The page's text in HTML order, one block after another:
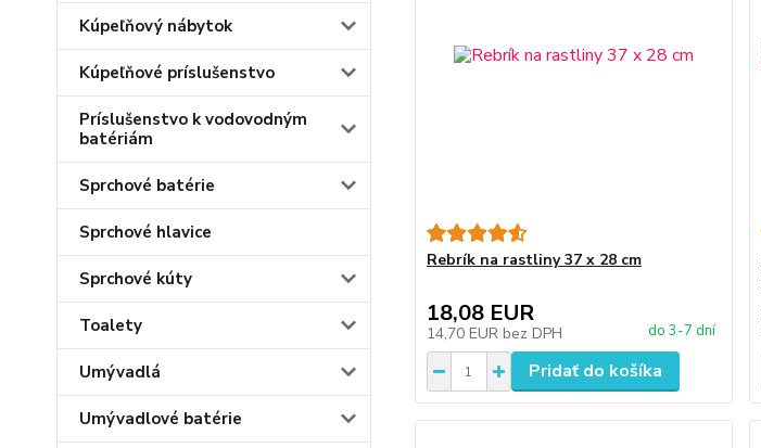
Kúpeľňový nábytok
Kúpeľňové príslušenstvo
Príslušenstvo k vodovodným
batériám
Sprchové batérie
Sprchové hlavice
Sprchové kúty
Toalety
Umývadlá
Umývadlové batérie
Rebrík na rastliny 37 x 28 cm
18,08 EUR
14,70 EUR bez DPH do 3-7 dní
Pridať do košíka